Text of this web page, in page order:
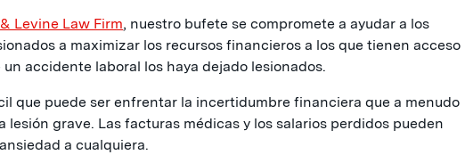
Levine Law Firm, nuestro bufete se compromete a ayudar a los
a maximizar los recursos financieros a los que tienen acceso
un accidente laboral los haya dejado lesionados.
que puede ser enfrentar la incertidumbre financiera que a menudo
lesión grave. Las facturas médicas y los salarios perdidos pueden
a cualquiera.